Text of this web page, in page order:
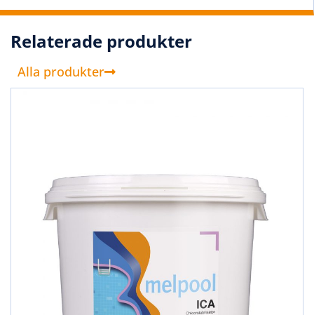
Relaterade produkter
Alla produkter